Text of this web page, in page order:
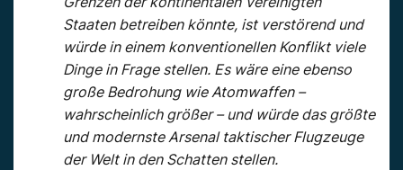
Staaten betreiben könnte, ist verstörend und
würde in einem konventionellen Konflikt viele
Dinge in Frage stellen. Es wäre eine ebenso
große Bedrohung wie Atomwaffen –
wahrscheinlich größer – und würde das größte
und modernste Arsenal taktischer Flugzeuge
der Welt in den Schatten stellen.